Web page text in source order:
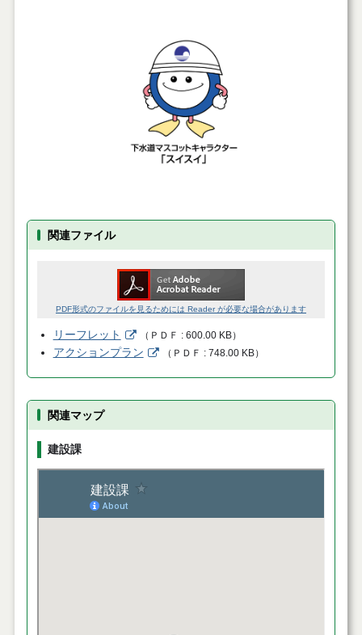
関連ファイル
PDF形式のファイルを見るためには Reader が必要な場合があります
リーフレット （ ＰＤＦ 600.00 KB）
アクションプラン （ ＰＤＦ 748.00 KB）
関連マップ
建設課